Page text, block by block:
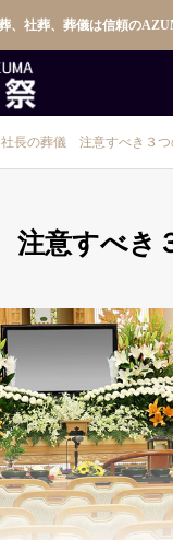
、社葬、葬儀は信頼の
社長の葬儀 注意すべき３つ
意すべき